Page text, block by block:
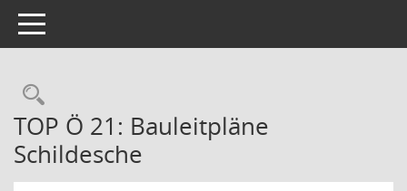
Toggle navigation
Rechercheauswahl
TOP Ö 21: Bauleitpläne
Schildesche